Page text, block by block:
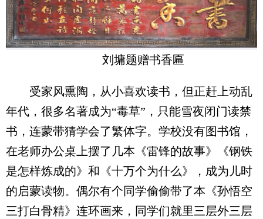
刘墉题赠书香匾
受家风熏陶，从小喜欢读书，但正赶上动乱
年代，很多名著成为“毒草”，只能雪夜闭门读禁
书，连蒙带猜学会了繁体字。学校没有图书馆，
在老师办公桌上摆了几本《雷锋的故事》《钢铁
是怎样炼成的》和《十万个为什么》，成为儿时
的启蒙读物。偶尔有个同学偷偷带了本《孙悟空
三打白骨精》连环画来，同学们就里三层外三层